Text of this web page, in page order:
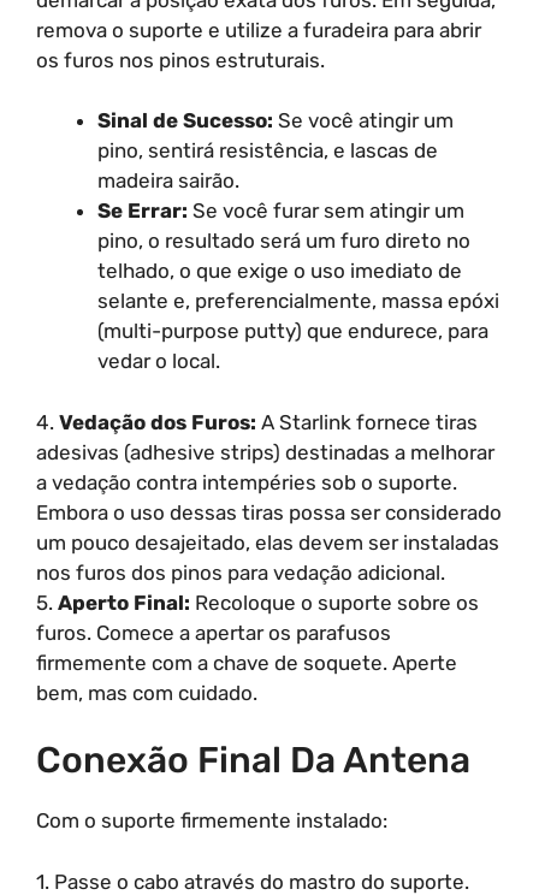
remova o suporte e utilize a furadeira para abrir
os furos nos pinos estruturais.
Sinal de Sucesso: Se você atingir um
pino, sentirá resistência, e lascas de
madeira sairão.
Se Errar: Se você furar sem atingir um
pino, o resultado será um furo direto no
telhado, o que exige o uso imediato de
selante e, preferencialmente, massa epóxi
(multi-purpose putty) que endurece, para
vedar o local.
4. Vedação dos Furos: A Starlink fornece tiras
adesivas (adhesive strips) destinadas a melhorar
a vedação contra intempéries sob o suporte.
Embora o uso dessas tiras possa ser considerado
um pouco desajeitado, elas devem ser instaladas
nos furos dos pinos para vedação adicional.
5. Aperto Final: Recoloque o suporte sobre os
furos. Comece a apertar os parafusos
firmemente com a chave de soquete. Aperte
bem, mas com cuidado.
Conexão Final Da Antena
Com o suporte firmemente instalado:
1. Passe o cabo através do mastro do suporte.